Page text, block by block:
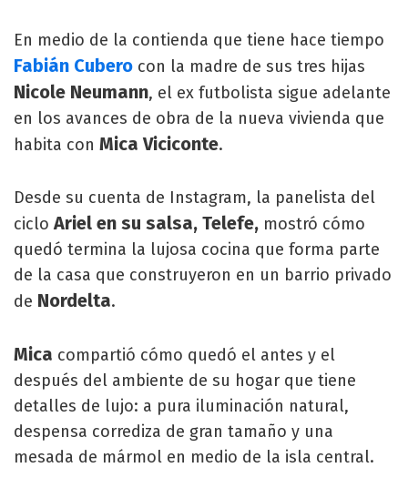
En medio de la contienda que tiene hace tiempo
Fabián Cubero con la madre de sus tres hijas
Nicole Neumann, el ex futbolista sigue adelante
en los avances de obra de la nueva vivienda que
habita con Mica Viciconte.
Desde su cuenta de Instagram, la panelista del
cicloAriel en su salsa, Telefe, mostró cómo
quedó termina la lujosa cocina que forma parte
de la casa que construyeron en un barrio privado
de Nordelta.
Mica compartió cómo quedó el antes y el
después del ambiente de su hogar que tiene
detalles de lujo: a pura iluminación natural,
despensa corrediza de gran tamaño y una
mesada de mármol en medio de la isla central.